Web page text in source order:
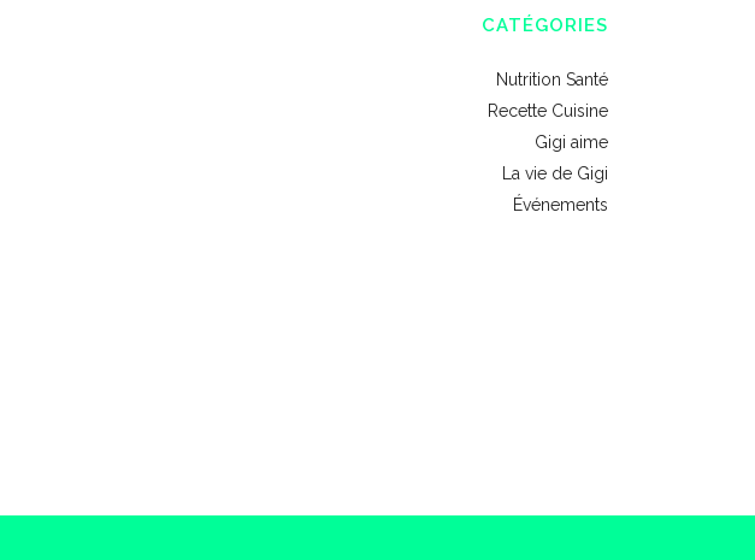
CATÉGORIES
Nutrition Santé
Recette Cuisine
Gigi aime
La vie de Gigi
Événements